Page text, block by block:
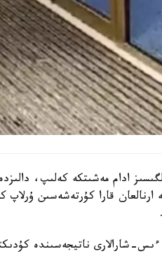
ارنالعان قارا كۇرتەشەسىن
شارالارى ناتيجەسىندە